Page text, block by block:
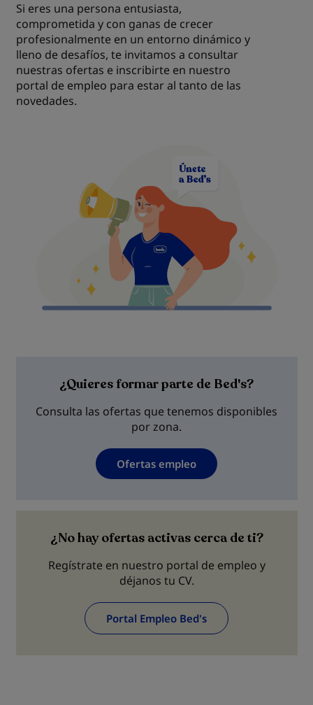
Si eres una persona entusiasta,
comprometida y con ganas de crecer
profesionalmente en un entorno dinámico y
lleno de desafíos, te invitamos a consultar
nuestras ofertas e inscribirte en nuestro
portal de empleo para estar al tanto de las
novedades.
¿Quieres formar parte de Bed's?
Consulta las ofertas que tenemos disponibles
por zona.
Ofertas empleo
¿No hay ofertas activas cerca de ti?
Regístrate en nuestro portal de empleo y
déjanos tu CV.
Portal Empleo Bed's